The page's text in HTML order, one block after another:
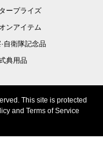
ープライズ
ンアイテム
自衛隊記念品
典用品
This site is protected
and Terms of Service